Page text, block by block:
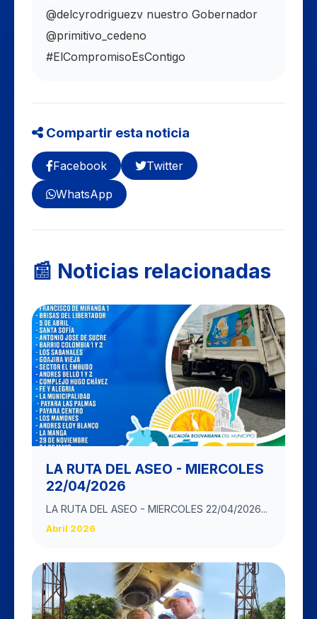
@delcyrodriguezv nuestro Gobernador
@primitivo_cedeno
#ElCompromisoEsContigo
Compartir esta noticia
Facebook
Twitter
WhatsApp
📰 Noticias relacionadas
LA RUTA DEL ASEO - MIERCOLES
22/04/2026
LA RUTA DEL ASEO - MIERCOLES 22/04/2026...
Abril 2026